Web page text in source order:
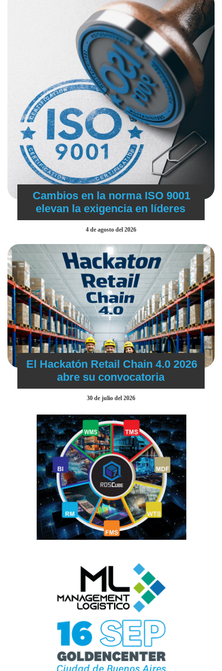
Cambios en la norma ISO 9001
elevan la exigencia en líderes
4 de agosto del 2026
El Hackatón Retail Chain 4.0 2026
abre su convocatoria
30 de julio del 2026